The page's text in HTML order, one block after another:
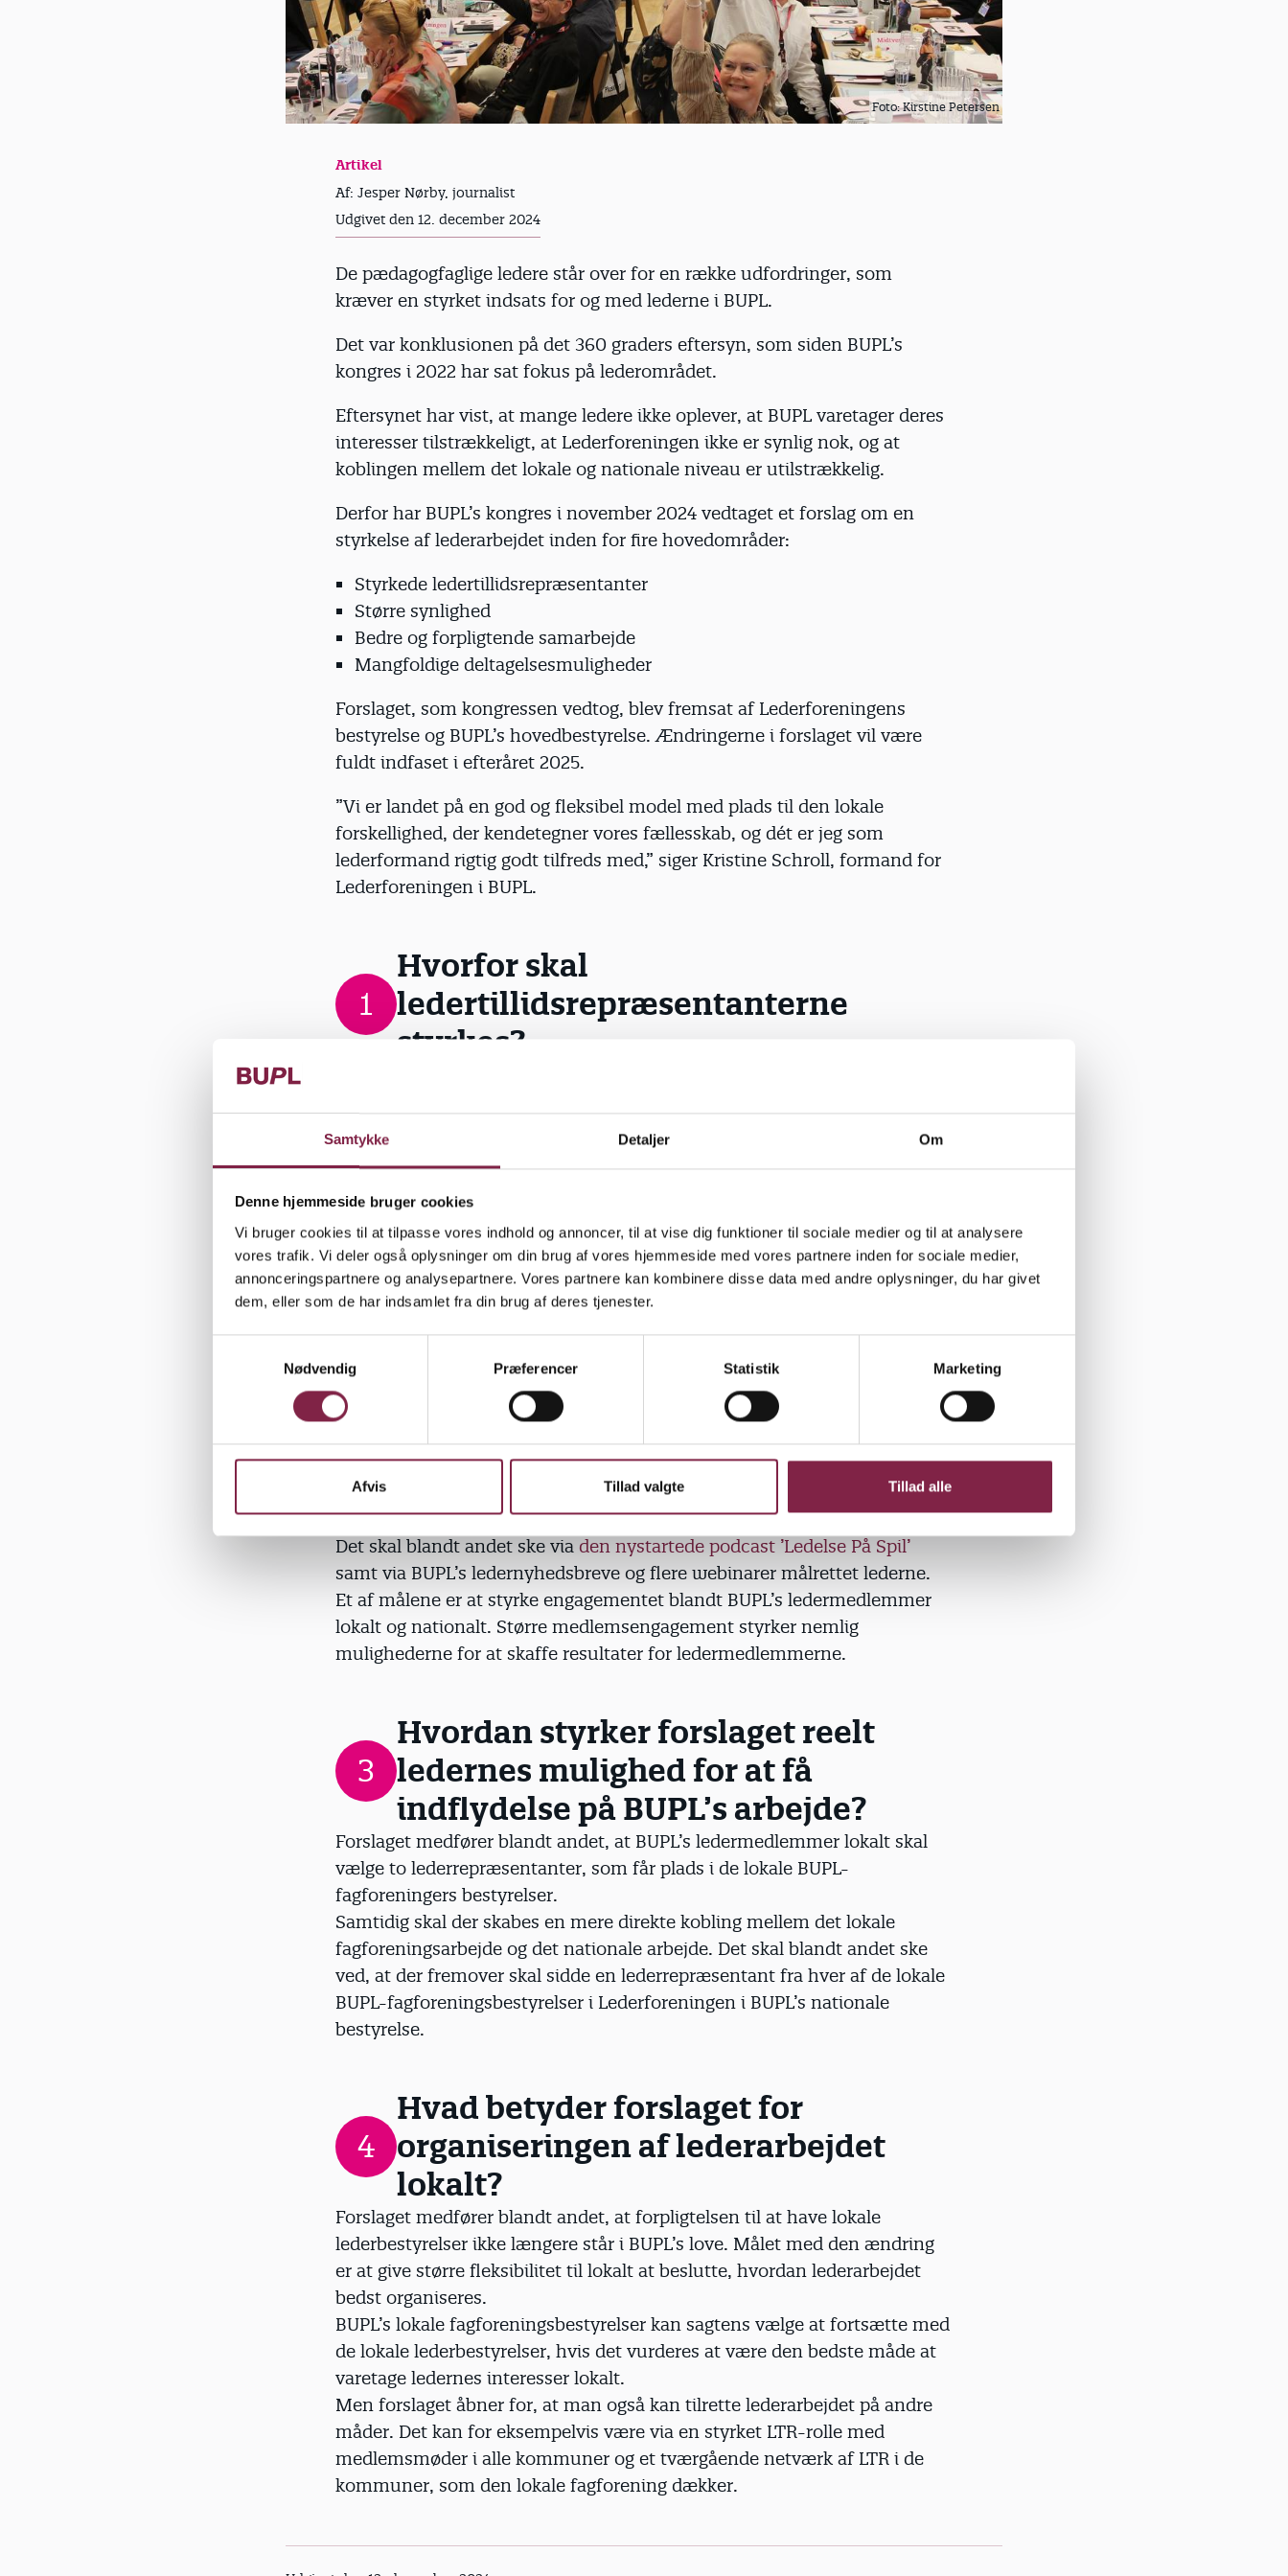
Samtykke Detaljer Om
Denne hjemmeside bruger cookies
Vi bruger cookies til at tilpasse vores indhold og annoncer, til at vise dig funktioner til sociale medier og til at analysere
vores trafik. Vi deler også oplysninger om din brug af vores hjemmeside med vores partnere inden for sociale medier,
annonceringspartnere og analysepartnere. Vores partnere kan kombinere disse data med andre oplysninger, du har givet
dem, eller som de har indsamlet fra din brug af deres tjenester.
v
Nødvendig Præferencer Statistik Marketing
Afvis Tillad valgte Tillad alle
Foto: Kirstine Petersen
Artikel
Af: Jesper Nørby, journalist
Udgivet den 12. december 2024
De pædagogfaglige ledere står over for en række udfordringer, som
kræver en styrket indsats for og med lederne i BUPL.
Det var konklusionen på det 360 graders eftersyn, som siden BUPL’s
kongres i 2022 har sat fokus på lederområdet.
Eftersynet har vist, at mange ledere ikke oplever, at BUPL varetager deres
interesser tilstrækkeligt, at Lederforeningen ikke er synlig nok, og at
koblingen mellem det lokale og nationale niveau er utilstrækkelig.
Derfor har BUPL’s kongres i november 2024 vedtaget et forslag om en
styrkelse af lederarbejdet inden for fire hovedområder:
Styrkede ledertillidsrepræsentanter
Større synlighed
Bedre og forpligtende samarbejde
Mangfoldige deltagelsesmuligheder
Forslaget, som kongressen vedtog, blev fremsat af Lederforeningens
bestyrelse og BUPL’s hovedbestyrelse. Ændringerne i forslaget vil være
fuldt indfaset i efteråret 2025.
”Vi er landet på en god og fleksibel model med plads til den lokale
forskellighed, der kendetegner vores fællesskab, og dét er jeg som
lederformand rigtig godt tilfreds med,” siger Kristine Schroll, formand for
Lederforeningen i BUPL.
1
Hvorfor skal
ledertillidsrepræsentanterne
styrkes?
eksempel i forhold til kampen for højere lederløn, bedre psykisk
arbejdsmiljø og styrkede betingelserne for at lave god pædagogfaglig
For at understøtte LTR’s arbejde bedst muligt har BUPL’s kongres blandt
andet besluttet, at der skal udvikles en LTR-politik, at LTR-uddannelsen
skal styrkes, og der skal skabes nye digitale muligheder for læring for
LTR’erne.
Hvorfor skal synligheden af BUPL’s
lederarbejde styrkes?
360 graders-eftersynet viser, at BUPL og Lederforeningens arbejde – og
resultaterne af det – ikke er synligt nok for lederne. Derfor vil BUPL og
Lederforeningen udarbejde en samlet kommunikationsstrategi, som skal
styrke synligheden.
Det skal blandt andet ske via den nystartede podcast ’Ledelse På Spil’
samt via BUPL’s ledernyhedsbreve og flere webinarer målrettet lederne.
Et af målene er at styrke engagementet blandt BUPL’s ledermedlemmer
lokalt og nationalt. Større medlemsengagement styrker nemlig
mulighederne for at skaffe resultater for ledermedlemmerne.
3
Hvordan styrker forslaget reelt
ledernes mulighed for at få
indflydelse på BUPL’s arbejde?
Forslaget medfører blandt andet, at BUPL’s ledermedlemmer lokalt skal
vælge to lederrepræsentanter, som får plads i de lokale BUPL-
fagforeningers bestyrelser.
Samtidig skal der skabes en mere direkte kobling mellem det lokale
fagforeningsarbejde og det nationale arbejde. Det skal blandt andet ske
ved, at der fremover skal sidde en lederrepræsentant fra hver af de lokale
BUPL-fagforeningsbestyrelser i Lederforeningen i BUPL’s nationale
bestyrelse.
4
Hvad betyder forslaget for
organiseringen af lederarbejdet
lokalt?
Forslaget medfører blandt andet, at forpligtelsen til at have lokale
lederbestyrelser ikke længere står i BUPL’s love. Målet med den ændring
er at give større fleksibilitet til lokalt at beslutte, hvordan lederarbejdet
bedst organiseres.
BUPL’s lokale fagforeningsbestyrelser kan sagtens vælge at fortsætte med
de lokale lederbestyrelser, hvis det vurderes at være den bedste måde at
varetage ledernes interesser lokalt.
Men forslaget åbner for, at man også kan tilrette lederarbejdet på andre
måder. Det kan for eksempelvis være via en styrket LTR-rolle med
medlemsmøder i alle kommuner og et tværgående netværk af LTR i de
kommuner, som den lokale fagforening dækker.